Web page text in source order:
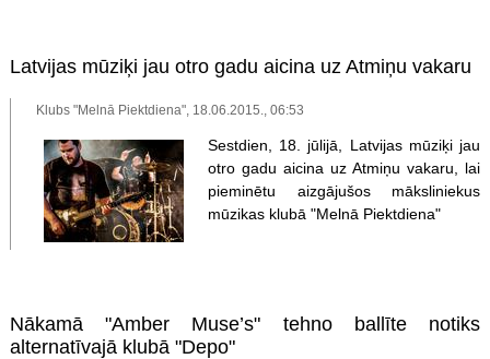
Latvijas mūziķi jau otro gadu aicina uz Atmiņu vakaru
Klubs "Melnā Piektdiena", 18.06.2015., 06:53
Sestdien, 18. jūlijā, Latvijas mūziķi jau
otro gadu aicina uz Atmiņu vakaru, lai
pieminētu aizgājušos māksliniekus
mūzikas klubā "Melnā Piektdiena"
Nākamā "Amber Muse’s" tehno ballīte notiks
alternatīvajā klubā "Depo"